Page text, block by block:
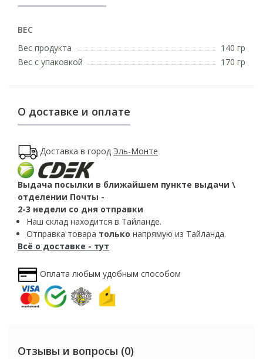
ВЕС
Вес продукта
140 гр
Вес с упаковкой
170 гр
О доставке и оплате
Доставка в город Эль-Монте
Выдача посылки в ближайшем пункте выдачи \
отделении Почты -
2-3 недели со дня отправки
Наш склад находится в Тайланде.
Отправка товара только напрямую из Тайланда.
Всё о доставке - тут
Оплата любым удобным способом
Отзывы и вопросы (0)